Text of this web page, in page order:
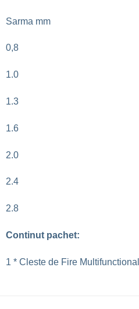
Sarma mm
0,8
1.0
1.3
1.6
2.0
2.4
2.8
Continut pachet:
1 * Cleste de Fire